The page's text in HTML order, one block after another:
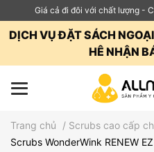
Giá cả đi đôi với chất lượng -
DỊCH VỤ ĐẶT SÁCH
HÊ NHẬN
Trang chủ / Scrubs cao cấp
Scrubs WonderWink RENEW